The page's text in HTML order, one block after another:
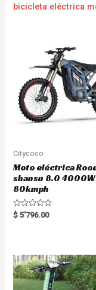
bicicleta eléctrica
Citycoco
Moto eléctrica
shansu 8.0 4000W
80kmph
R
a
o
u
t
o
f
$ 5'796.00